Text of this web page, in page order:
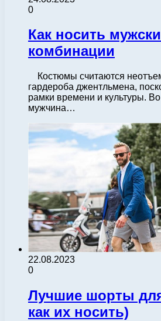
0
Как носить
комбинации
Костюмы считаются
гардероба джентльмена,
рамки времени и культуры.
мужчина…
22.08.2023
0
Лучшие шорты
как их носить)